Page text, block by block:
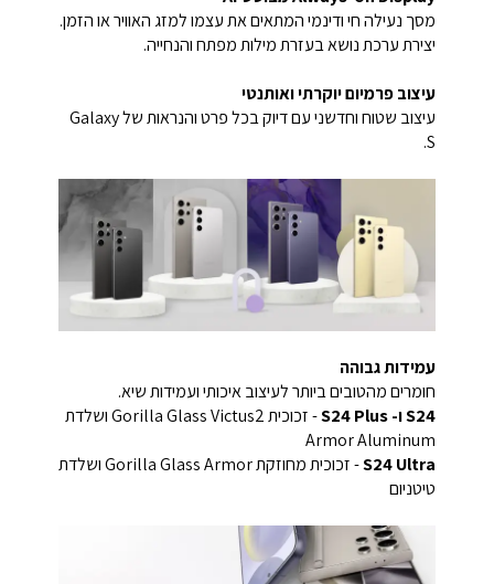
מסך נעילה חי ודינמי המתאים את עצמו למזג האוויר או הזמן.
יצירת ערכת נושא בעזרת מילות מפתח והנחייה.
עיצוב פרמיום יוקרתי ואותנטי
עיצוב שטוח וחדשני עם דיוק בכל פרט והנראות של Galaxy
S.
עמידות גבוהה
חומרים מהטובים ביותר לעיצוב איכותי ועמידות שיא.
S24 ו- S24 Plus
- זכוכית Gorilla Glass Victus2 ושלדת
Armor Aluminum
S24 Ultra
- זכוכית מחוזקת Gorilla Glass Armor ושלדת
טיטניום